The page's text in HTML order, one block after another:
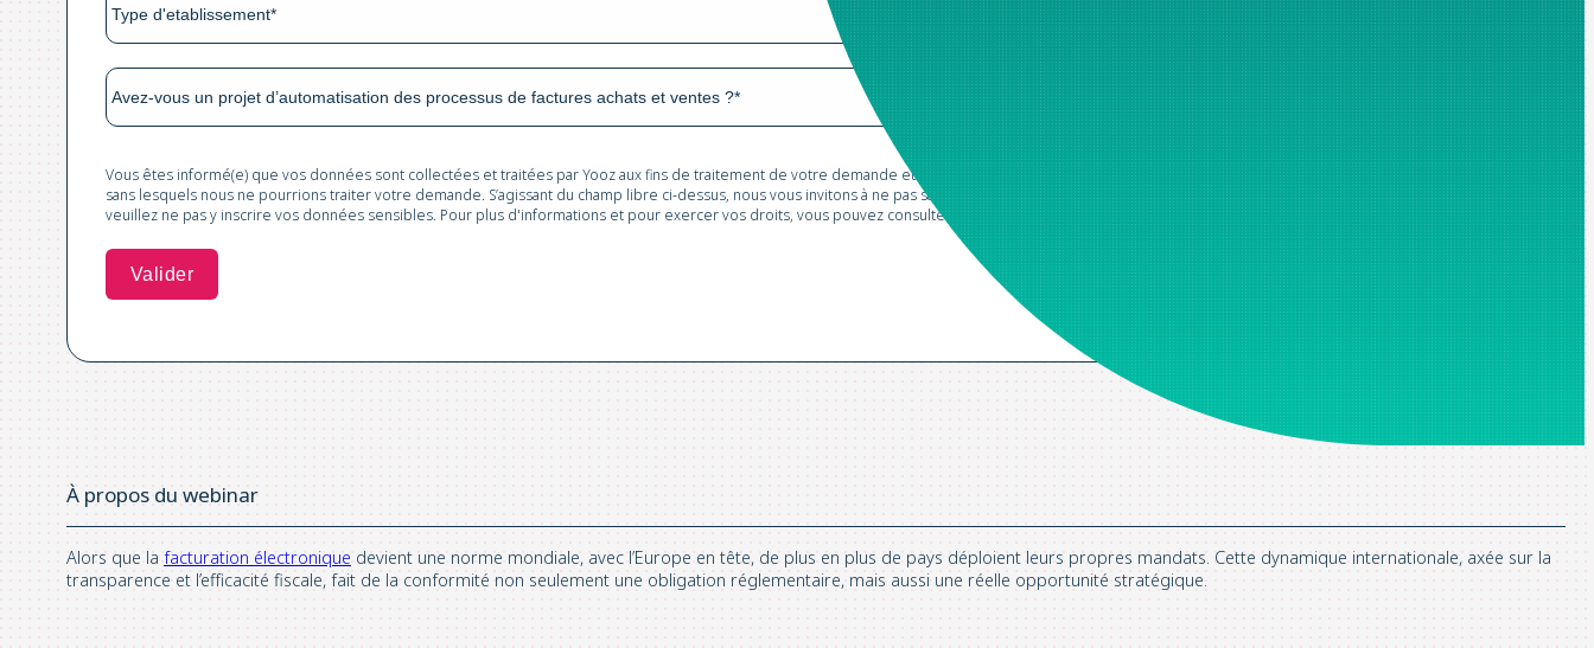
Vous êtes informé(e) que vos données sont collectées et traitées par Yooz aux fins de traitement de votre demande et de prospection commerciale. Les champs marqués d'un astérisque sont obligatoires
sans lesquels nous ne pourrions traiter votre demande. S’agissant du champ libre ci-dessus, nous vous invitons à ne pas saisir des données personnelles non-nécessaires à votre demande, en particulier,
veuillez ne pas y inscrire vos données sensibles. Pour plus d'informations et pour exercer vos droits, vous pouvez consulter notrePolitique de confidentialité*.
À propos du webinar
Alors que la facturation électronique devient une norme mondiale, avec l’Europe en tête, de plus en plus de pays déploient leurs propres mandats. Cette dynamique internationale, axée sur la
transparence et l’efficacité fiscale, fait de la conformité non seulement une obligation réglementaire, mais aussi une réelle opportunité stratégique.